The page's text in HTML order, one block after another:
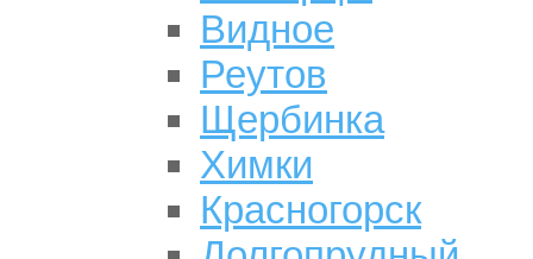
Видное
Реутов
Щербинка
Химки
Красногорск